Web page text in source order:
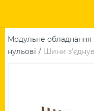
Модульне обладнання
нульові
Шини